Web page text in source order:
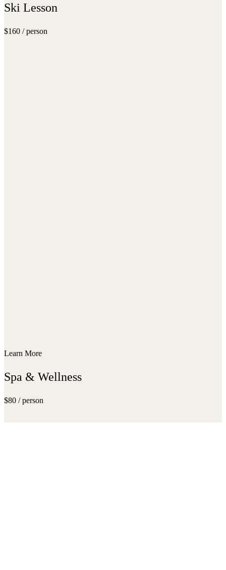
Ski Lesson
$160 / person
Learn More
Spa & Wellness
$80 / person